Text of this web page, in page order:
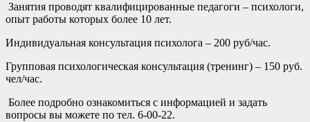
Занятия проводят квалифицированные педагоги – психологи,
опыт работы которых более 10 лет.
Индивидуальная консультация психолога – 200 руб/час.
Групповая психологическая консультация (тренинг) – 150 руб.
чел/час.
Более подробно ознакомиться с информацией и задать
вопросы вы можете по тел. 6-00-22.